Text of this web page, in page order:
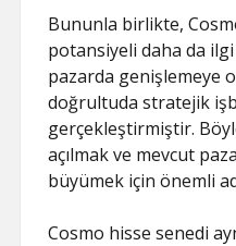
Bununla birlikte,
potansiyeli daha da
pazarda genişlemeye
doğrultuda stratejik
gerçekleştirmiştir.
açılmak ve mevcut
büyümek için önemli
Cosmo hisse senedi